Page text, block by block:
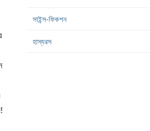
সাইন্স-ফিকশন
হাস্যরস